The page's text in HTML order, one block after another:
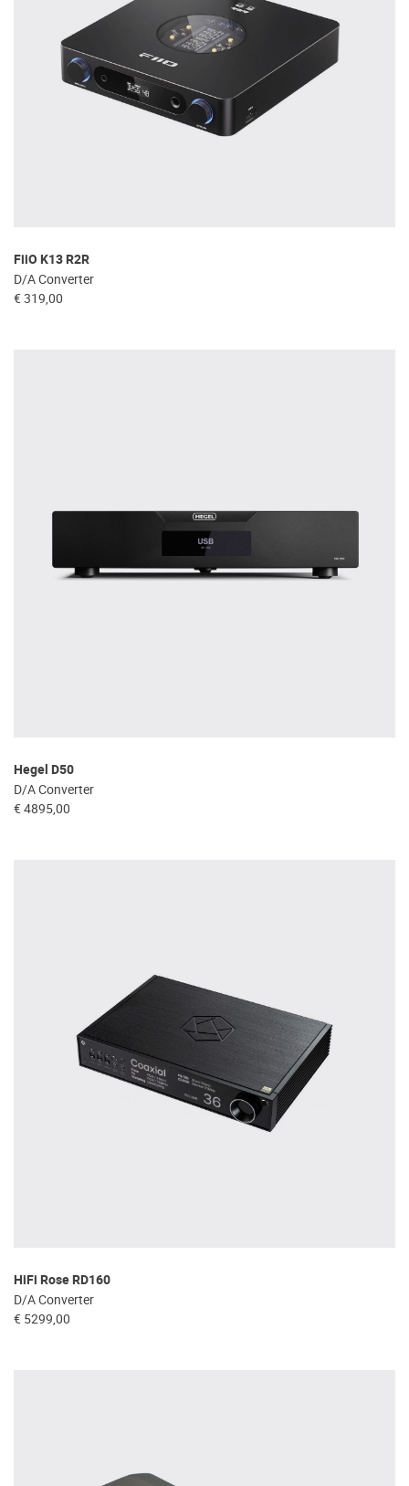
FiiO K13 R2R
D/A Converter
€ 319,00
Hegel D50
D/A Converter
€ 4895,00
HiFi Rose RD160
D/A Converter
€ 5299,00